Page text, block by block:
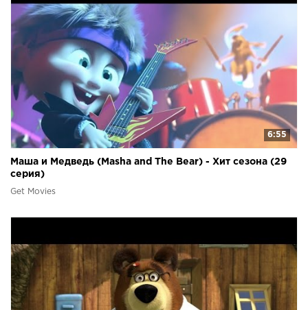
6:55
Маша и Медведь (Masha and The Bear) - Хит сезона (29
серия)
Get Movies